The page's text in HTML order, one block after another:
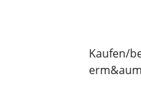
Kaufen/